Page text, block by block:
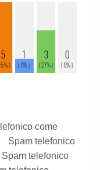
come
Spam telefonico
Spam telefonico